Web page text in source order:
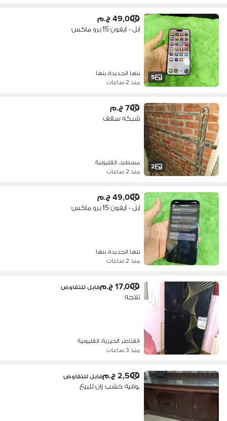
5
49,000 ج.م
آبل - آيفون 15 برو ماكس
بنها الجديدة، بنها
منذ 2 ساعات
2
700 ج.م
شبكه سقف
مسطرد، القليوبية
منذ 2 ساعات
49,000 ج.م
آبل - آيفون 15 برو ماكس
بنها الجديدة، بنها
منذ 2 ساعات
17,000 ج.م قابل للتفاوض
تلاجه
القناطر الخيرية، القليوبية
منذ 3 ساعات
2,500 ج.م قابل للتفاوض
بوفيه خشب زان للبيع